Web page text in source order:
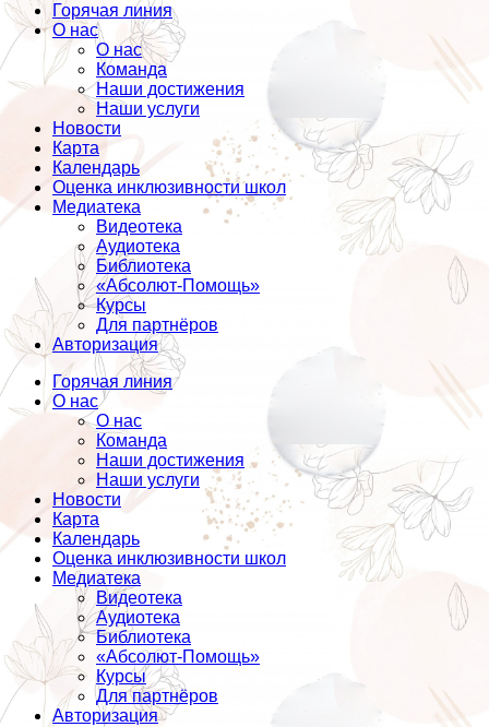
Горячая линия
О нас
О нас
Команда
Наши достижения
Наши услуги
Новости
Карта
Календарь
Оценка инклюзивности школ
Медиатека
Видеотека
Аудиотека
Библиотека
«Абсолют-Помощь»
Курсы
Для партнёров
Авторизация
Горячая линия
О нас
О нас
Команда
Наши достижения
Наши услуги
Новости
Карта
Календарь
Оценка инклюзивности школ
Медиатека
Видеотека
Аудиотека
Библиотека
«Абсолют-Помощь»
Курсы
Для партнёров
Авторизация